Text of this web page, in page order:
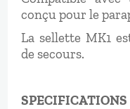
conçu pour le
La sellette MK1
de secours.
SPECIFICATIONS